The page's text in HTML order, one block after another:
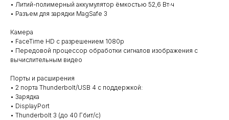
• Литий-полимерный аккумулятор ёмкостью 52,6 Вт∙ч
• Разъем для зарядки MagSafe 3
Камера
• FaceTime HD с разрешением 1080p
• Передовой процессор обработки сигналов изображения с
вычислительным видео
Порты и расширения
• 2 порта Thunderbolt/USB 4 с поддержкой:
• Зарядка
• DisplayPort
• Thunderbolt 3 (до 40 Гбит/с)